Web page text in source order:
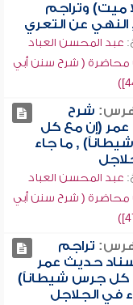
ميت) وتراجم
النهي عن التعري
عبد المحسن العباد
محاضرة ( شرح سنن أبي
شرح
(إن مع كل
, ما جاء
عبد المحسن العباد
محاضرة ( شرح سنن أبي
تراجم
حديث عمر
كل جرس شيطاناً)
في الجلاجل